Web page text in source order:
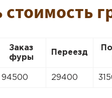
стоимость
Заказ
фуры
Переезд
94500 29400
+7 (499)